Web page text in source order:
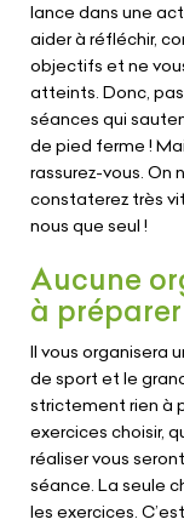
lance dans une
aider à réfléchir,
objectifs et ne
atteints. Donc,
séances qui
de pied ferme !
rassurez-vous. On
constaterez très
nous que seul !
Aucune
à préparer
Il vous organisera
de sport et le
strictement rien à
exercices choisir,
réaliser vous
séance. La seule
les exercices.